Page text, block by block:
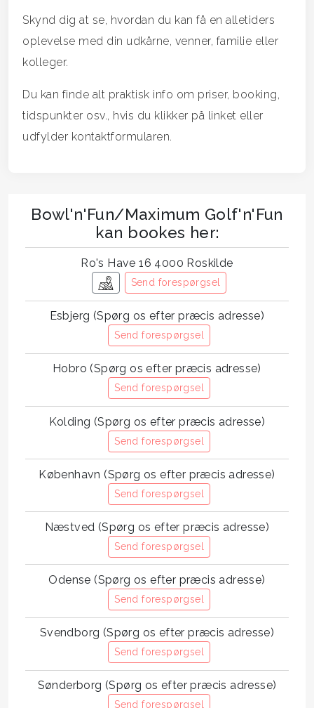
Skynd dig at se, hvordan du kan få en alletiders
oplevelse med din udkårne, venner, familie eller
kolleger.
Du kan finde alt praktisk info om priser, booking,
tidspunkter osv., hvis du klikker på linket eller
udfylder kontaktformularen.
Bowl'n'Fun/Maximum Golf'n'Fun
kan bookes her:
Ro's Have 16 4000 Roskilde
Send forespørgsel
Esbjerg (Spørg os efter præcis adresse)
Send forespørgsel
Hobro (Spørg os efter præcis adresse)
Send forespørgsel
Kolding (Spørg os efter præcis adresse)
Send forespørgsel
København (Spørg os efter præcis adresse)
Send forespørgsel
Næstved (Spørg os efter præcis adresse)
Send forespørgsel
Odense (Spørg os efter præcis adresse)
Send forespørgsel
Svendborg (Spørg os efter præcis adresse)
Send forespørgsel
Sønderborg (Spørg os efter præcis adresse)
Send forespørgsel